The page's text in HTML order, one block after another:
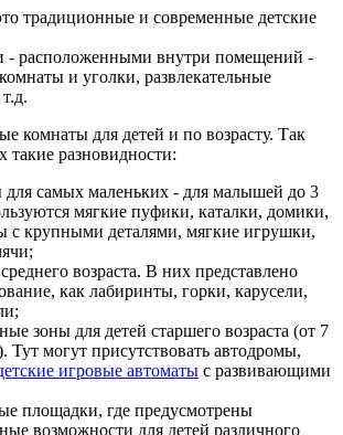
традиционные и современные детские
- расположенными внутри помещений -
и уголки, развлекательные
комнаты для детей и по возрасту. Так
разновидности:
для самых маленьких - для малышей до 3
мягкие пуфики, каталки, домики,
с крупными деталями, мягкие игрушки,
возраста. В них представлено
как лабиринты, горки, карусели,
зоны для детей старшего возраста (от 7
Тут могут присутствовать автодромы,
игровые автоматы с развивающими
площадки, где предусмотрены
возможности для детей различного